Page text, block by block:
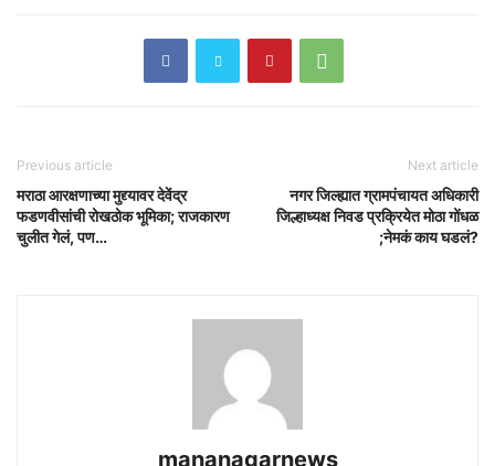
Previous article
मराठा आरक्षणाच्या मुद्द्यावर देवेंद्र
फडणवीसांची रोखठोक भूमिका; राजकारण
चुलीत गेलं, पण…
Next article
नगर जिल्ह्यात ग्रामपंचायत अधिकारी
जिल्हाध्यक्ष निवड प्रक्रियेत मोठा गोंधळ
;नेमकं काय घडलं?
mananagarnews